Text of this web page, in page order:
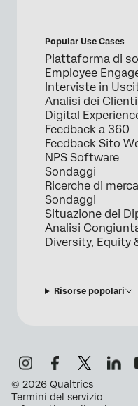
Popular Use Cases
Piattaforma di
Employee
Interviste in
Analisi dei Clienti
Digital
Feedback a 360
Feedback Sito
NPS Software
Sondaggi
Ricerche di
Sondaggi
Situazione dei
Analisi
Diversity, Equity
Risorse popolari
© 2026 Qualtrics
Termini del servizio